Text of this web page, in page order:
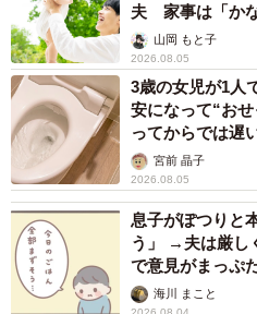
夫 家事は「か
山岡 もと子
2026.08.05
3歳の女児が1
安になって“お
ってからでは遅
かぬまま」
宮前 晶子
2026.08.05
息子がぽつりと
う」 →夫は厳
で意見がまっぷ
【漫画】
海川 まこと